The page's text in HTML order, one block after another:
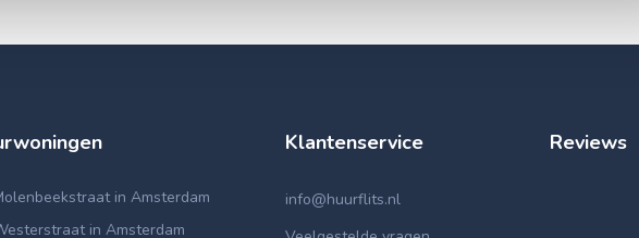
in Amsterdam
in Amsterdam
Klantenservice
info@huurflits.nl
Reviews